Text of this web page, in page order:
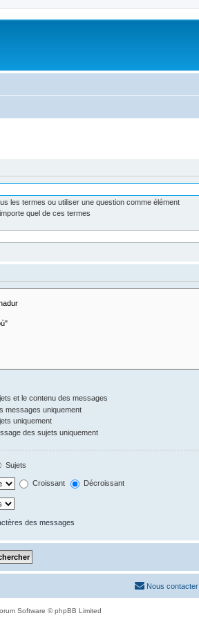
les termes ou utiliser une question comme élément
quel de ces termes
et le contenu des messages
messages uniquement
uniquement
des sujets uniquement
Sujets
Croissant Décroissant
des messages
Nous contacter
Software © phpBB Limited